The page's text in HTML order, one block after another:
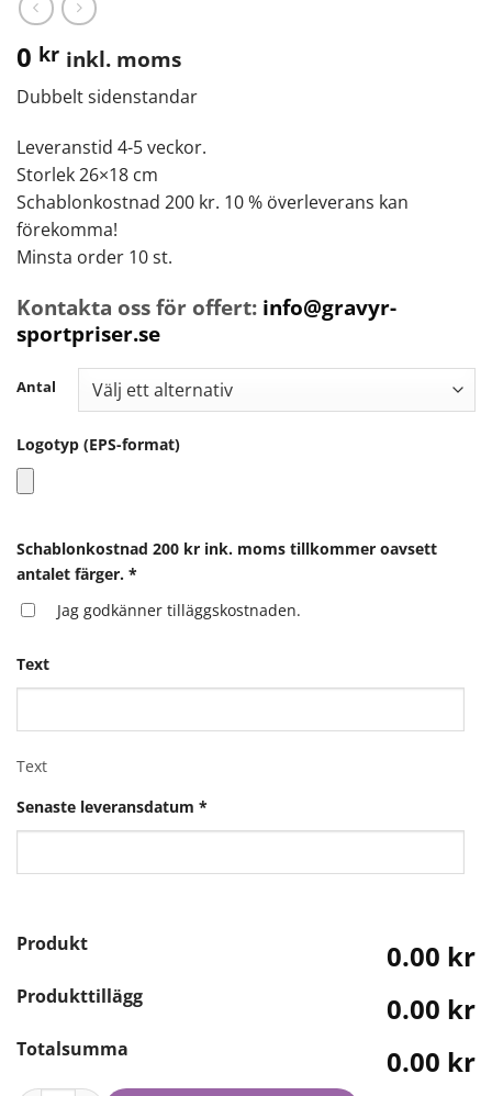
0 kr inkl. moms
Dubbelt sidenstandar
Leveranstid 4-5 veckor.
Storlek 26×18 cm
Schablonkostnad 200 kr. 10 % överleverans kan
förekomma!
Minsta order 10 st.
Kontakta oss för offert: info@gravyr-
sportpriser.se
Antal
Logotyp (EPS-format)
Schablonkostnad 200 kr ink. moms tillkommer oavsett
antalet färger. *
Jag godkänner tilläggskostnaden.
Text
Text
Senaste leveransdatum *
Produkt 0.00 kr
Produkttillägg 0.00 kr
Totalsumma 0.00 kr